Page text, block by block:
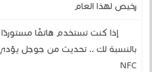
رخيص لهذا العام
إذا كنت تستخدم هاتفًا
بالنسبة لك .. تحديث من جوجل
NFC